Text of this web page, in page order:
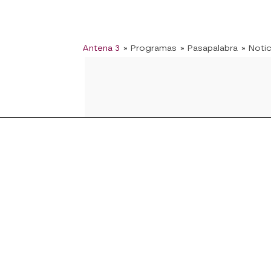
Antena 3 » Programas » Pasapalabra »